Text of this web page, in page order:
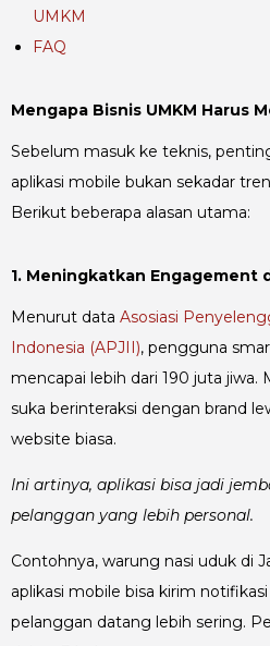
UMKM
FAQ
Mengapa Bisnis UMKM Harus
Sebelum masuk ke teknis,
aplikasi mobile bukan sekadar
Berikut beberapa alasan utama:
1. Meningkatkan Engagement
Menurut data Asosiasi
Indonesia (APJII), pengguna
mencapai lebih dari 190 juta jiwa.
suka berinteraksi dengan brand
website biasa.
Ini artinya, aplikasi bisa jadi
pelanggan yang lebih personal.
Contohnya, warung nasi uduk di
aplikasi mobile bisa kirim
pelanggan datang lebih sering.